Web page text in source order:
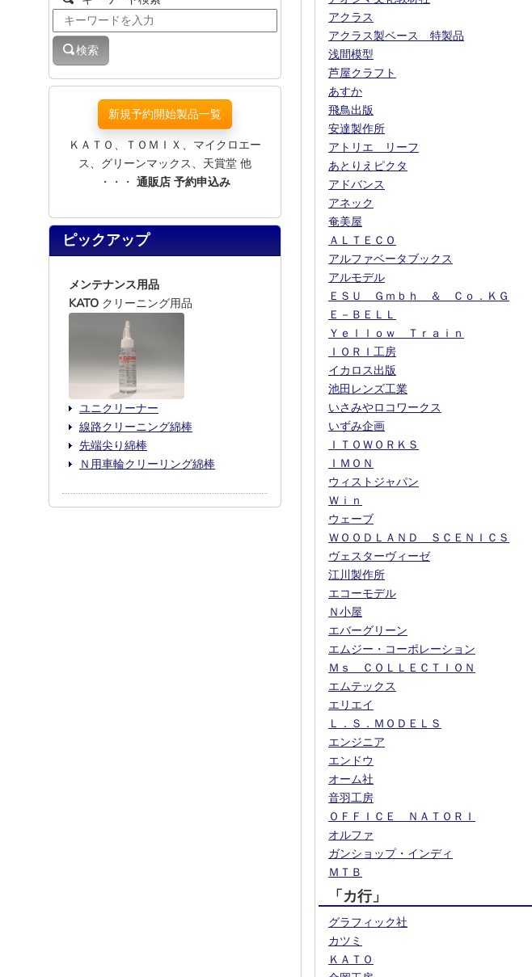
アクラス
アクラス製ベース 特製品
浅間模型
芦屋クラフト
あすか
飛鳥出版
安達製作所
アトリエ リーフ
あとりえピクタ
アドバンス
アネック
奄美屋
ＡＬＴＥＣＯ
アルファベータブックス
アルモデル
ＥＳＵ Ｇｍｂｈ ＆ Ｃｏ．ＫＧ
Ｅ－ＢＥＬＬ
Ｙｅｌｌｏｗ Ｔｒａｉｎ
ＩＯＲＩ工房
イカロス出版
池田レンズ工業
いさみやロコワークス
いずみ企画
ＩＴＯＷＯＲＫＳ
ＩＭＯＮ
ウィストジャパン
Ｗｉｎ
ウェーブ
ＷＯＯＤＬＡＮＤ ＳＣＥＮＩＣＳ
ヴェスターヴィーゼ
江川製作所
エコーモデル
Ｎ小屋
エバーグリーン
エムジー・コーポレーション
Ｍｓ ＣＯＬＬＥＣＴＩＯＮ
エムテックス
エリエイ
Ｌ．Ｓ．ＭＯＤＥＬＳ
エンジニア
エンドウ
オーム社
音羽工房
ＯＦＦＩＣＥ ＮＡＴＯＲＩ
オルファ
ガンショップ・インディ
ＭＴＢ
「カ行」
グラフィック社
カツミ
ＫＡＴＯ
検索
新規予約開始製品一覧
ＫＡＴＯ、ＴＯＭＩＸ、マイクロエー
ス、グリーンマックス、天賞堂 他
・・・ 通販店 予約申込み
ピックアップ
メンテナンス用品
KATO クリーニング用品
ユニクリーナー
線路クリーニング綿棒
先端尖り綿棒
Ｎ用車輪クリーリング綿棒